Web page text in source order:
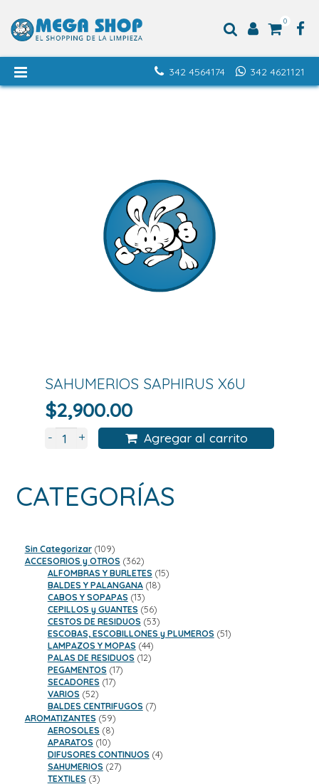
0
342 4621121
342 4564174
SAHUMERIOS SAPHIRUS X6U
$2,900.00
- + Agregar al carrito
CATEGORÍAS
Sin Categorizar 109109
productos
ACCESORIOS y OTROS 362362
productos
ALFOMBRAS Y BURLETES 1515
BALDES Y PALANGANA 1818
CABOS Y SOPAPAS 1313
productos
CEPILLOS y GUANTES 5656
productos
CESTOS DE RESIDUOS 5353
productos
ESCOBAS, ESCOBILLONES y PLUMEROS 5151
LAMPAZOS Y MOPAS 4444
productos
PALAS DE RESIDUOS 1212
PEGAMENTOS 1717
SECADORES 1717
VARIOS 5252
productos
BALDES CENTRIFUGOS 77
AROMATIZANTES 5959
productos
AEROSOLES 88
productos
APARATOS 1010
productos
DIFUSORES CONTINUOS 44
SAHUMERIOS 2727
TEXTILES 33